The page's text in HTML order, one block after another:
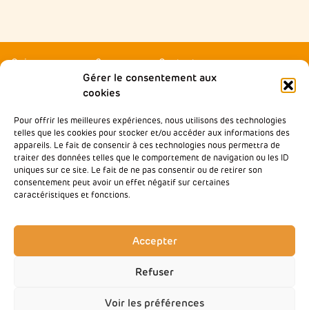
Gérer le consentement aux
cookies
Pour offrir les meilleures expériences, nous utilisons des technologies
telles que les cookies pour stocker et/ou accéder aux informations des
appareils. Le fait de consentir à ces technologies nous permettra de
traiter des données telles que le comportement de navigation ou les ID
uniques sur ce site. Le fait de ne pas consentir ou de retirer son
consentement peut avoir un effet négatif sur certaines
caractéristiques et fonctions.
Accepter
Refuser
Voir les préférences
Qui sommes-nous ?
Nos partenaires
Nos analyses & plaidoyers
Nos actualités
Contactez-nous
Presse
Notre École de la Mobilité
Inclusive
Baromètre des Mobilités
Groupe SOS
Politique de confidentialité